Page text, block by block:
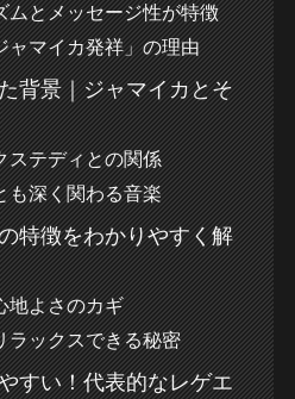
ムとメッセージ性が特徴
ャマイカ発祥」の理由
背景｜ジャマイカとそ
ステディとの関係
も深く関わる音楽
特徴をわかりやすく解
地よさのカギ
ラックスできる秘密
すい！代表的なレゲエ